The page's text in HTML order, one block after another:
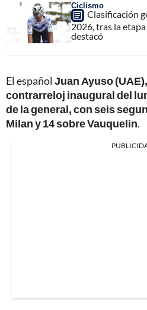
Ciclismo
Clasificación
2026, tras la
destacó
El español Juan Ayuso
contrarreloj inaugural del
de la general, con seis
Milan y 14 sobre Vauquelin.